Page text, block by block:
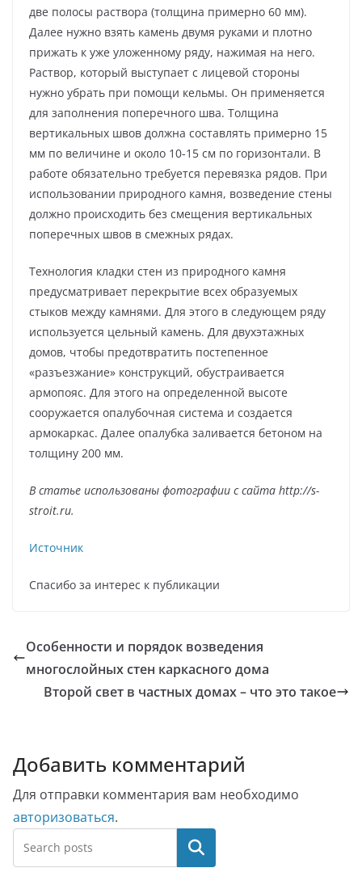
две полосы раствора (толщина примерно 60 мм).
Далее нужно взять камень двумя руками и плотно
прижать к уже уложенному ряду, нажимая на него.
Раствор, который выступает с лицевой стороны
нужно убрать при помощи кельмы. Он применяется
для заполнения поперечного шва. Толщина
вертикальных швов должна составлять примерно 15
мм по величине и около 10-15 см по горизонтали. В
работе обязательно требуется перевязка рядов. При
использовании природного камня, возведение стены
должно происходить без смещения вертикальных
поперечных швов в смежных рядах.
Технология кладки стен из природного камня
предусматривает перекрытие всех образуемых
стыков между камнями. Для этого в следующем ряду
используется цельный камень. Для двухэтажных
домов, чтобы предотвратить постепенное
«разъезжание» конструкций, обустраивается
армопояс. Для этого на определенной высоте
сооружается опалубочная система и создается
армокаркас. Далее опалубка заливается бетоном на
толщину 200 мм.
В статье использованы фотографии с сайта http://s-
stroit.ru.
Источник
Спасибо за интерес к публикации
Особенности и порядок возведения
многослойных стен каркасного дома
Второй свет в частных домах – что это такое
Добавить комментарий
Для отправки комментария вам необходимо
авторизоваться.
Поиск